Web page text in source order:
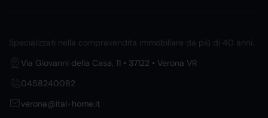
Specializzati nella compravendita immobiliare da più di 40 anni.
Via Giovanni della Casa, 11 • 37122 • Verona VR
0458240082
verona@ital-home.it